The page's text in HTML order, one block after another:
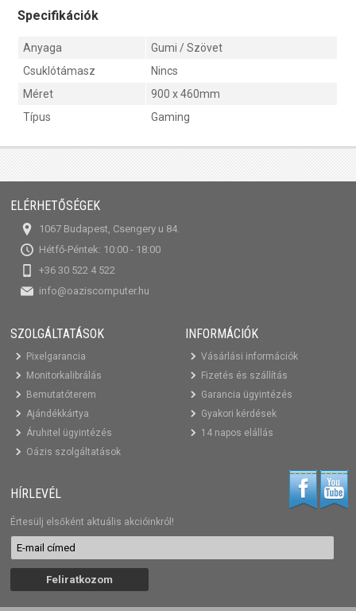
Specifikációk
Anyaga
Gumi / Szövet
Csuklótámasz
Nincs
Méret
900 x 460mm
Típus
Gaming
ELÉRHETŐSÉGEK
1067 Budapest, Csengery u 84.
Hétfő-Péntek: 10:00 - 18:00
+36 30 522 4 522
info@oaziscomputer.hu
SZOLGÁLTATÁSOK
Pixelgarancia
Monitorkalibrálás
Bemutatóterem
Ajándékkártya
Áruhitel ügyintézés
Oázis szolgáltatások
INFORMÁCIÓK
Vásárlási információk
Fizetés és szállítás
Garancia ügyintézés
Gyakori kérdések
14 napos elállás
HÍRLEVÉL
Értesülj elsőként aktuális akcióinkról!